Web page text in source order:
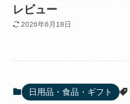
レビュー
2026年6月18日
日用品・食品・ギフト